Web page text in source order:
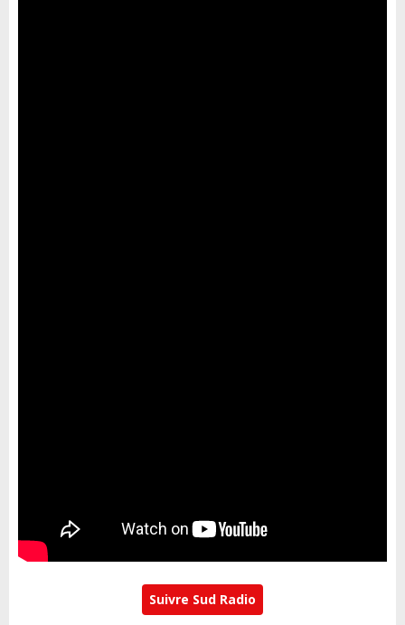
Suivre Sud Radio